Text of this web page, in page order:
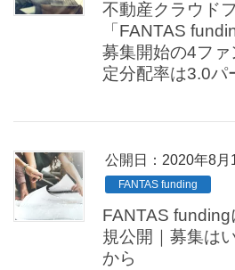
不動産クラウド
「FANTAS
募集開始の4フ
定分配率は3.0パ
公開日： 2020年8月
FANTAS funding
FANTAS
規公開｜募集は
から